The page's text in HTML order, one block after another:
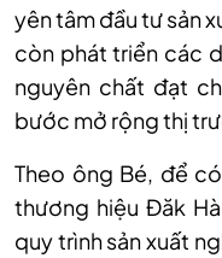
yên tâm đầu tư sản
còn phát triển các
nguyên chất đạt
bước mở rộng thị
Theo ông Bé, để
thương hiệu Đăk
quy trình sản xuất